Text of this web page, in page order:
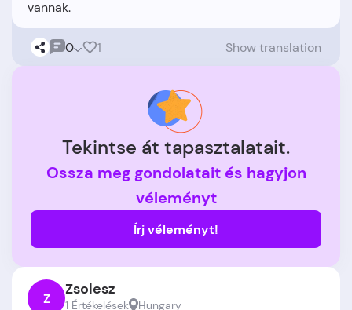
0 1 Show translation
Tekintse át tapasztalatait.
Ossza meg gondolatait és hagyjon
véleményt
Írj véleményt!
Z Zsolesz
1 Értékelések Hungary